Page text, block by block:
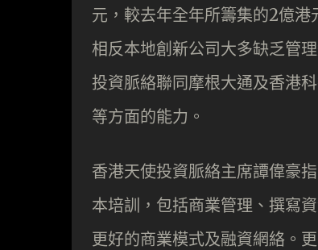
元，較去年全年所籌集的2億港
相反本地創新公司大多缺乏管
投資脈絡聯同摩根大通及香港
等方面的能力。
香港天使投資脈絡主席譚偉豪
本培訓，包括商業管理、撰寫
更好的商業模式及融資網絡。